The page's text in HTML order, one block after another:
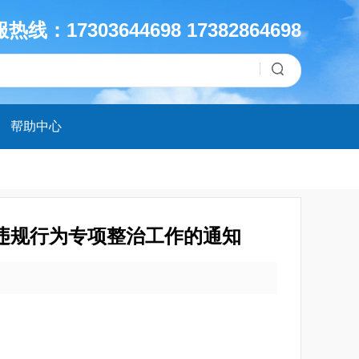
热线：17303644698 17382864698
帮助中心
规行为专项整治工作的通知